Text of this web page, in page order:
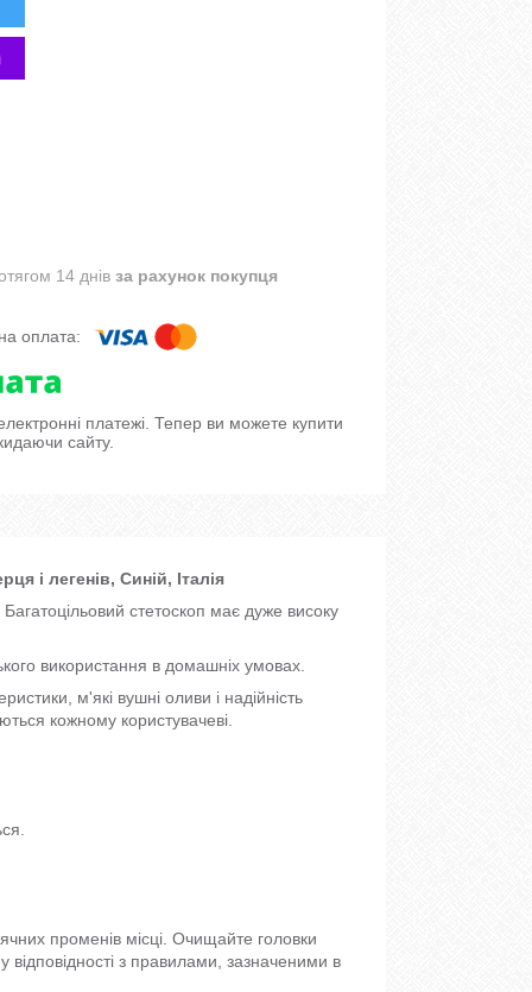
14 днів за рахунок покупця
платежі. Тепер ви можете купити
сайту.
і легенів, Синій, Італія
стетоскоп має дуже високу
використання в домашніх умовах.
м'які вушні оливи і надійність
кожному користувачеві.
променів місці. Очищайте головки
з правилами, зазначеними в